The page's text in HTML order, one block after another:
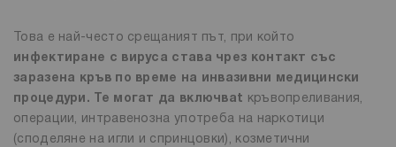
Това е най-често срещаният път, при който
инфектиране с вируса става чрез контакт със
заразена кръв по време на инвазивни медицински
процедури. Те могат да включваt
кръвопреливания,
операции, интравенозна употреба на наркотици
(споделяне на игли и спринцовки), козметични